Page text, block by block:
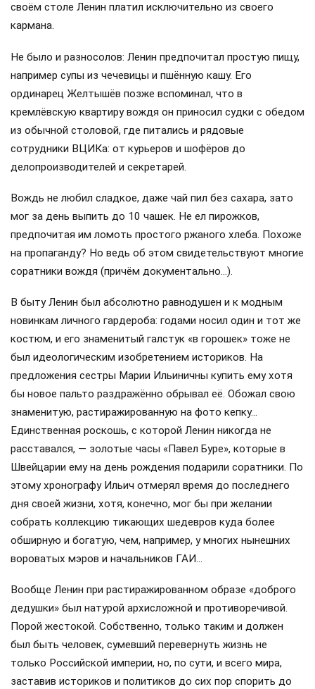
своём столе Ленин платил исключительно из своего
кармана.
Не было и разносолов: Ленин предпочитал простую пищу,
например супы из чечевицы и пшённую кашу. Его
ординарец Желтышёв позже вспоминал, что в
кремлёвскую квартиру вождя он приносил судки с обедом
из обычной столовой, где питались и рядовые
сотрудники ВЦИКа: от курьеров и шофёров до
делопроизводителей и секретарей.
Вождь не любил сладкое, даже чай пил без сахара, зато
мог за день выпить до 10 чашек. Не ел пирожков,
предпочитая им ломоть простого ржаного хлеба. Похоже
на пропаганду? Но ведь об этом свидетельствуют многие
соратники вождя (причём документально…).
В быту Ленин был абсолютно равнодушен и к модным
новинкам личного гардероба: годами носил один и тот же
костюм, и его знаменитый галстук «в горошек» тоже не
был идеологическим изобретением историков. На
предложения сестры Марии Ильиничны купить ему хотя
бы новое пальто раздражённо обрывал её. Обожал свою
знаменитую, растиражированную на фото кепку…
Единственная роскошь, с которой Ленин никогда не
расставался, — золотые часы «Павел Буре», которые в
Швейцарии ему на день рождения подарили соратники. По
этому хронографу Ильич отмерял время до последнего
дня своей жизни, хотя, конечно, мог бы при желании
собрать коллекцию тикающих шедевров куда более
обширную и богатую, чем, например, у многих нынешних
вороватых мэров и начальников ГАИ…
Вообще Ленин при растиражированном образе «доброго
дедушки» был натурой архисложной и противоречивой.
Порой жестокой. Собственно, только таким и должен
был быть человек, сумевший перевернуть жизнь не
только Российской империи, но, по сути, и всего мира,
заставив историков и политиков до сих пор спорить до